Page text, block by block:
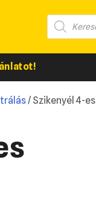
/ Szikenyél 4-es